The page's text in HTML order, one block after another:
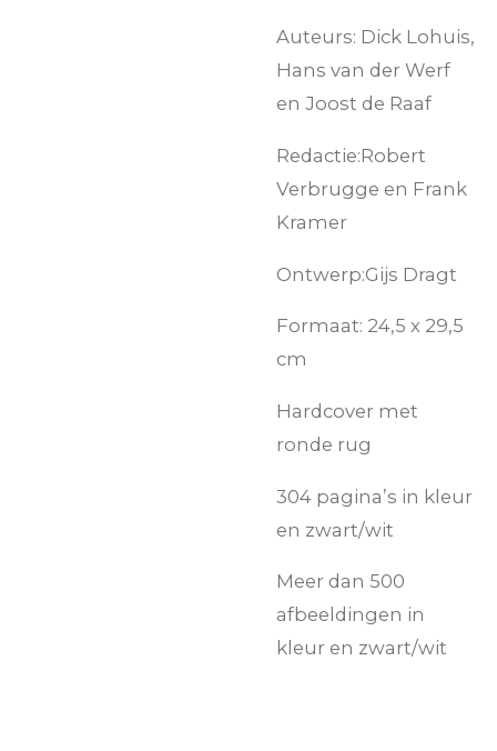
Auteurs: Dick Lohuis,
Hans van der Werf
en Joost de Raaf
Redactie:Robert
Verbrugge en Frank
Kramer
Ontwerp:Gijs Dragt
Formaat: 24,5 x 29,5
cm
Hardcover met
ronde rug
304 pagina’s in kleur
en zwart/wit
Meer dan 500
afbeeldingen in
kleur en zwart/wit